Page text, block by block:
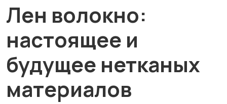
Лен волокно:
настоящее и
будущее нетканых
материалов